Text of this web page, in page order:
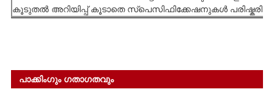
കൂടുതൽ അറിയിപ്പ് കൂടാതെ സ്പെസിഫിക്കേഷനുകൾ
പാക്കിംഗും ഗതാഗതവും